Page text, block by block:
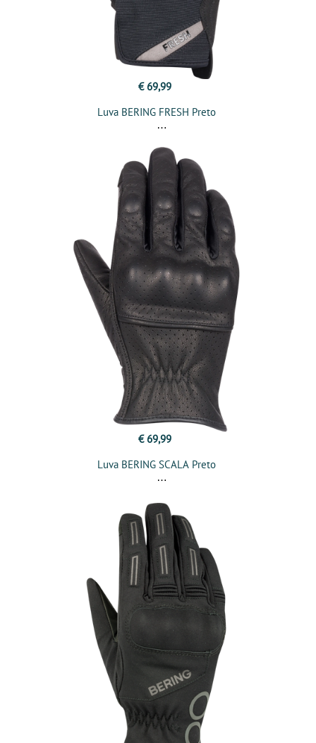
€ 69,99
Luva BERING FRESH Preto
€ 69,99
Luva BERING SCALA Preto